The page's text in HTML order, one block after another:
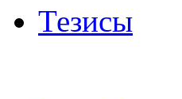
Тезисы